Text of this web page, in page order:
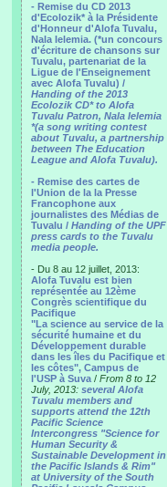
- Remise du CD 2013
d'Ecolozik* à la Présidente
d'Honneur d'Alofa Tuvalu,
Nala Ielemia. (*un concours
d'écriture de chansons sur
Tuvalu, partenariat de la
Ligue de l'Enseignement
avec Alofa Tuvalu) /
Handing of the 2013
Ecolozik CD* to Alofa
Tuvalu Patron, Nala Ielemia
*(a song writing contest
about Tuvalu, a partnership
between The Education
League and Alofa Tuvalu).
- Remise des cartes de
l'Union de la la Presse
Francophone aux
journalistes des Médias de
Tuvalu / Handing of the UPF
press cards to the Tuvalu
media people.
- Du 8 au 12 juillet, 2013:
Alofa Tuvalu est bien
représentée au 12ème
Congrès scientifique du
Pacifique
"La science au service de la
sécurité humaine et du
Développement durable
dans les îles du Pacifique et
les côtes", Campus de
l'USP à Suva / From 8 to 12
July, 2013: several Alofa
Tuvalu members and
supports attend the 12th
Pacific Science
Intercongress "Science for
Human Security &
Sustainable Development in
the Pacific Islands & Rim"
at University of the South